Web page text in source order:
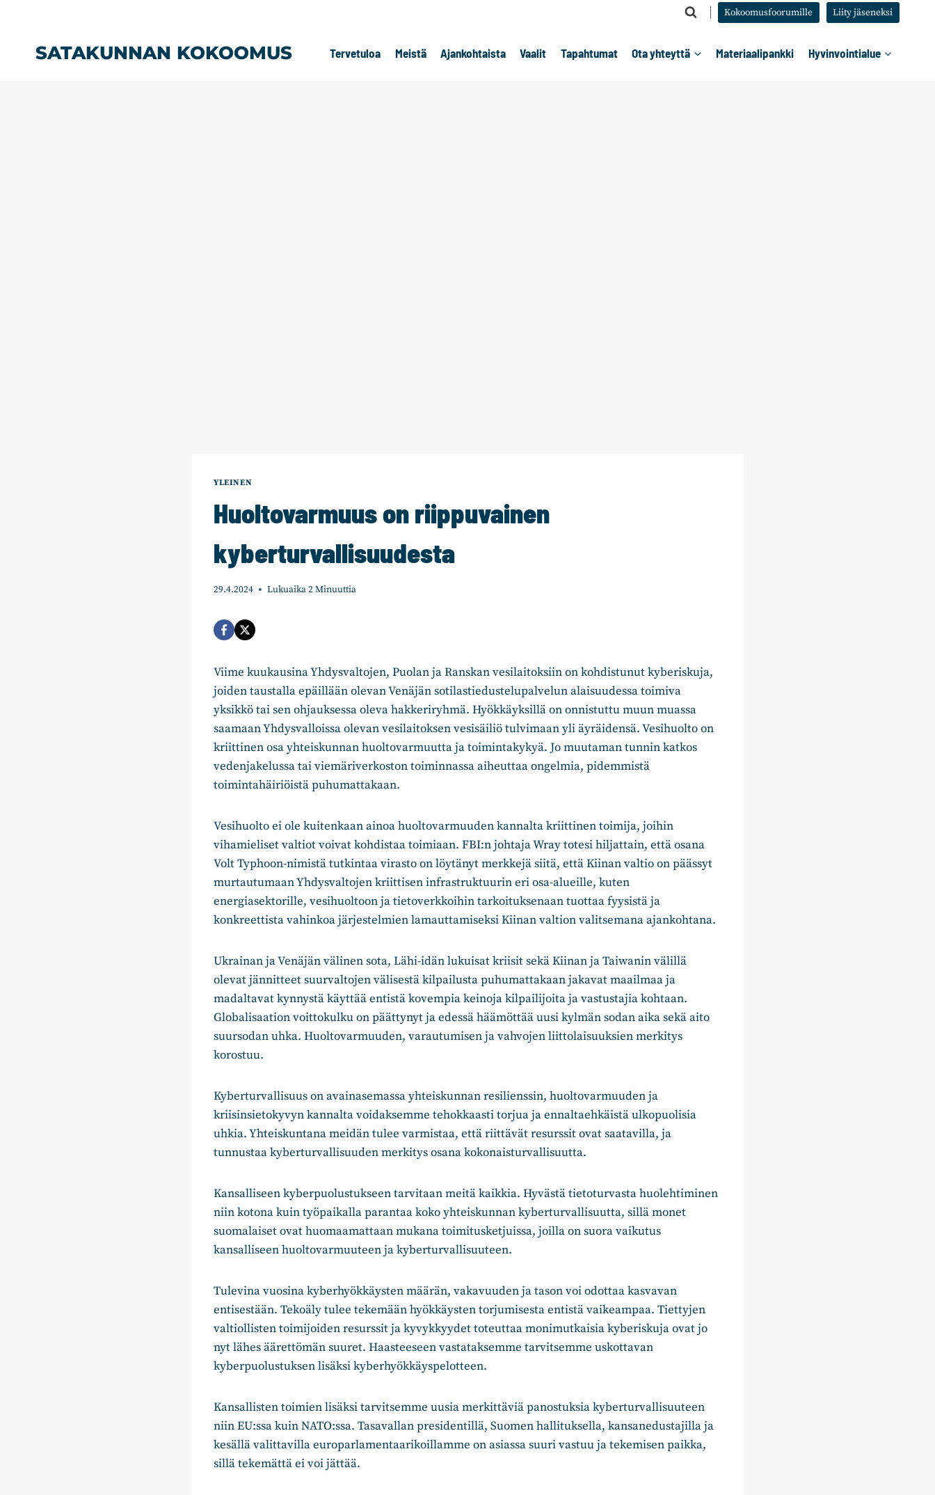
Kokoomusfoorumille Liity jäseneksi
SATAKUNNAN KOKOOMUS Tervetuloa Meistä Ajankohtaista Vaalit Tapahtumat Ota yhteyttä Materiaalipankki Hyvinvointialue
YLEINEN
Huoltovarmuus on riippuvainen
kyberturvallisuudesta
29.4.2024 Lukuaika2Minuuttia
Viime kuukausina Yhdysvaltojen, Puolan ja Ranskan vesilaitoksiin on kohdistunut kyberiskuja,
joiden taustalla epäillään olevan Venäjän sotilastiedustelupalvelun alaisuudessa toimiva
yksikkö tai sen ohjauksessa oleva hakkeriryhmä. Hyökkäyksillä on onnistuttu muun muassa
saamaan Yhdysvalloissa olevan vesilaitoksen vesisäiliö tulvimaan yli äyräidensä. Vesihuolto on
kriittinen osa yhteiskunnan huoltovarmuutta ja toimintakykyä. Jo muutaman tunnin katkos
vedenjakelussa tai viemäriverkoston toiminnassa aiheuttaa ongelmia, pidemmistä
toimintahäiriöistä puhumattakaan.
Vesihuolto ei ole kuitenkaan ainoa huoltovarmuuden kannalta kriittinen toimija, joihin
vihamieliset valtiot voivat kohdistaa toimiaan. FBI:n johtaja Wray totesi hiljattain, että osana
Volt Typhoon-nimistä tutkintaa virasto on löytänyt merkkejä siitä, että Kiinan valtio on päässyt
murtautumaan Yhdysvaltojen kriittisen infrastruktuurin eri osa-alueille, kuten
energiasektorille, vesihuoltoon ja tietoverkkoihin tarkoituksenaan tuottaa fyysistä ja
konkreettista vahinkoa järjestelmien lamauttamiseksi Kiinan valtion valitsemana ajankohtana.
Ukrainan ja Venäjän välinen sota, Lähi-idän lukuisat kriisit sekä Kiinan ja Taiwanin välillä
olevat jännitteet suurvaltojen välisestä kilpailusta puhumattakaan jakavat maailmaa ja
madaltavat kynnystä käyttää entistä kovempia keinoja kilpailijoita ja vastustajia kohtaan.
Globalisaation voittokulku on päättynyt ja edessä häämöttää uusi kylmän sodan aika sekä aito
suursodan uhka. Huoltovarmuuden, varautumisen ja vahvojen liittolaisuuksien merkitys
korostuu.
Kyberturvallisuus on avainasemassa yhteiskunnan resilienssin, huoltovarmuuden ja
kriisinsietokyvyn kannalta voidaksemme tehokkaasti torjua ja ennaltaehkäistä ulkopuolisia
uhkia. Yhteiskuntana meidän tulee varmistaa, että riittävät resurssit ovat saatavilla, ja
tunnustaa kyberturvallisuuden merkitys osana kokonaisturvallisuutta.
Kansalliseen kyberpuolustukseen tarvitaan meitä kaikkia. Hyvästä tietoturvasta huolehtiminen
niin kotona kuin työpaikalla parantaa koko yhteiskunnan kyberturvallisuutta, sillä monet
suomalaiset ovat huomaamattaan mukana toimitusketjuissa, joilla on suora vaikutus
kansalliseen huoltovarmuuteen ja kyberturvallisuuteen.
Tulevina vuosina kyberhyökkäysten määrän, vakavuuden ja tason voi odottaa kasvavan
entisestään. Tekoäly tulee tekemään hyökkäysten torjumisesta entistä vaikeampaa. Tiettyjen
valtiollisten toimijoiden resurssit ja kyvykkyydet toteuttaa monimutkaisia kyberiskuja ovat jo
nyt lähes äärettömän suuret. Haasteeseen vastataksemme tarvitsemme uskottavan
kyberpuolustuksen lisäksi kyberhyökkäyspelotteen.
Kansallisten toimien lisäksi tarvitsemme uusia merkittäviä panostuksia kyberturvallisuuteen
niin EU:ssa kuin NATO:ssa. Tasavallan presidentillä, Suomen hallituksella, kansanedustajilla ja
kesällä valittavilla europarlamentaarikoillamme on asiassa suuri vastuu ja tekemisen paikka,
sillä tekemättä ei voi jättää.